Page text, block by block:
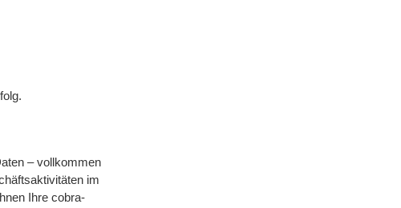
– vollkommen
im
Ihre cobra-